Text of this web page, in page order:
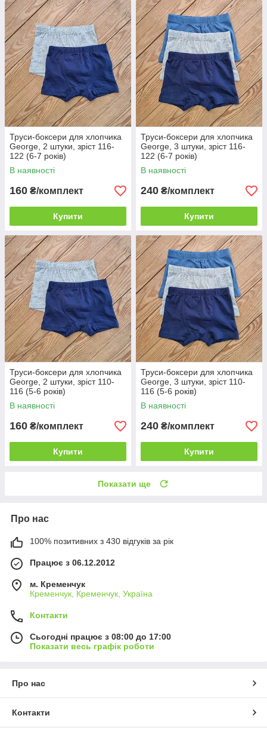
Труси-боксери для хлопчика
George, 2 штуки, зріст 116-
122 (6-7 років)
В наявності
160 ₴/комплект
Купити
Труси-боксери для хлопчика
George, 3 штуки, зріст 116-
122 (6-7 років)
В наявності
240 ₴/комплект
Купити
Труси-боксери для хлопчика
George, 2 штуки, зріст 110-
116 (5-6 років)
В наявності
160 ₴/комплект
Купити
Труси-боксери для хлопчика
George, 3 штуки, зріст 110-
116 (5-6 років)
В наявності
240 ₴/комплект
Купити
Показати ще
Про нас
100% позитивних з 430 відгуків за рік
Працює з 06.12.2012
м. Кременчук
Кременчук, Кременчук, Україна
Контакти
Сьогодні працює з 08:00 до 17:00
Показати весь графік роботи
Про нас
Контакти